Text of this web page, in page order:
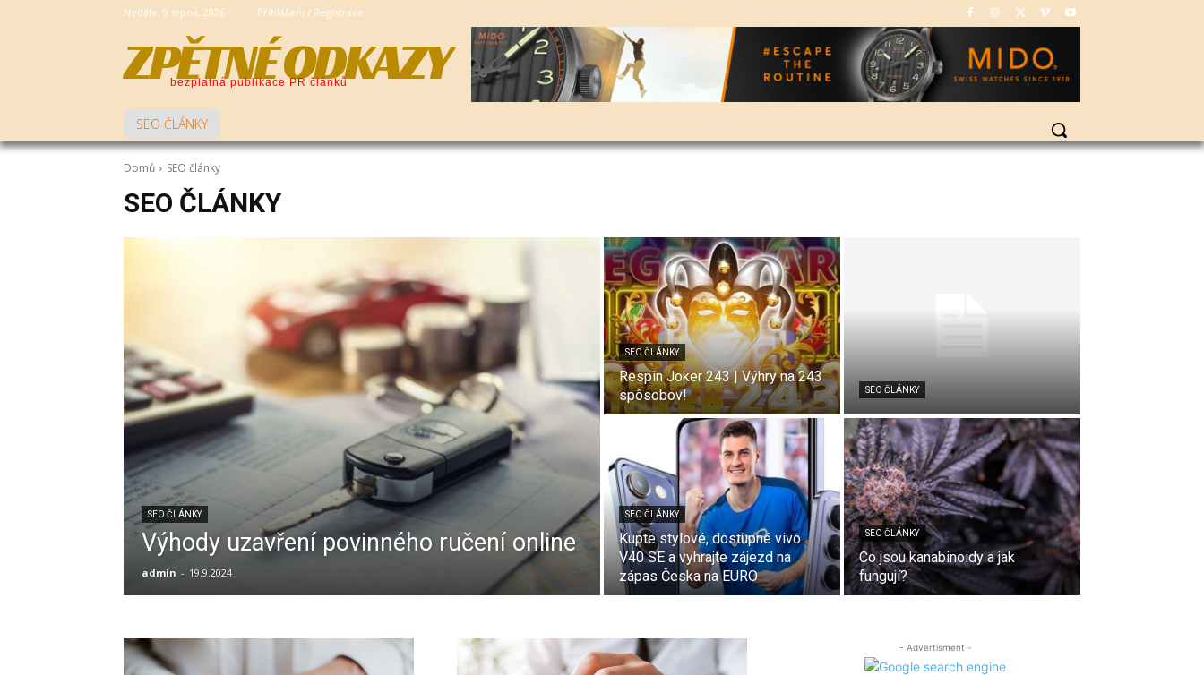
Neděle, 9 srpna, 2026 Přihlášení / Registrace
ZPĚTNÉ ODKAZY
bezplatná publikace PR článků
SEO ČLÁNKY
Domů SEO články
SEO ČLÁNKY
SEO ČLÁNKY
Výhody uzavření povinného ručení online
admin - 19.9.2024
SEO ČLÁNKY
Respin Joker 243 | Výhry na 243
spôsobov!
SEO ČLÁNKY
SEO ČLÁNKY
Kupte stylové, dostupné vivo
V40 SE a vyhrajte zájezd na
zápas Česka na EURO
SEO ČLÁNKY
Co jsou kanabinoidy a jak
fungují?
- Advertisment -